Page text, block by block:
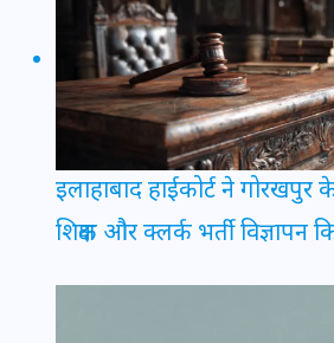
इलाहाबाद हाईकोर्ट ने गोरखपुर
शिक्षक और क्लर्क भर्ती विज्ञापन